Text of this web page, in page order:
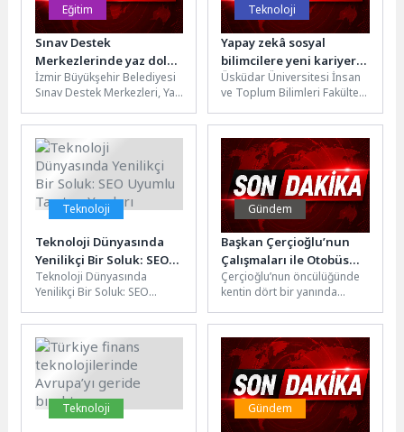
Eğitim
Sınav Destek
Merkezlerinde yaz dolu
dolu geçiyor
İzmir Büyükşehir Belediyesi
Sınav Destek Merkezleri, Yaz
noktada sürdürüyor. 7
Ağustos’a...
Teknoloji
Yapay zekâ sosyal
bilimcilere yeni kariyer
kapıları açıyor!
Üsküdar Üniversitesi İnsan
ve Toplum Bilimleri Fakültesi
Üyesi Nihan Kalkandeler
Özdin,...
Teknoloji
Teknoloji Dünyasında
Yenilikçi Bir Soluk: SEO
Uyumlu Tanıtım Yazıları
Teknoloji Dünyasında
Yenilikçi Bir Soluk: SEO
Nedir? SEO uyumlu tanıtım
yazıları, web...
Gündem
Başkan Çerçioğlu’nun
Çalışmaları ile Otobüs
Terminalleri Pırıl Pırıl
Oluyor
Çerçioğlu’nun öncülüğünde
kentin dört bir yanında
devam ediyor.Aydın
Büyükşehir Belediyesi, Aydın
Şehirler...
Teknoloji Gündem